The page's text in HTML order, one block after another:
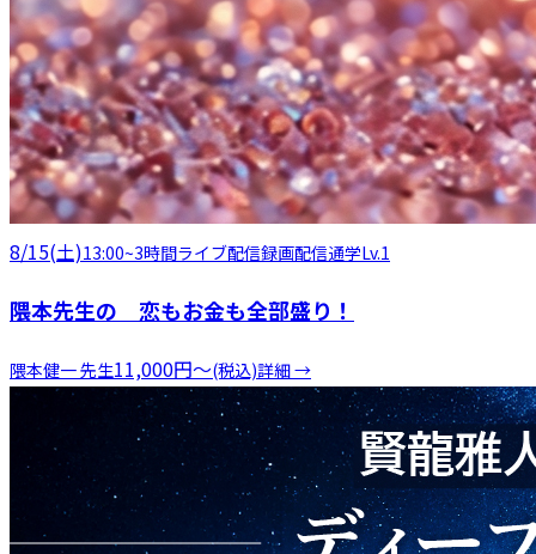
8/15(土)13:00~3時間ライブ配信録画配信通学Lv.1
隈本先生の 恋もお金も全部盛り！
隈本健一先生11,000円〜(税込)詳細 →